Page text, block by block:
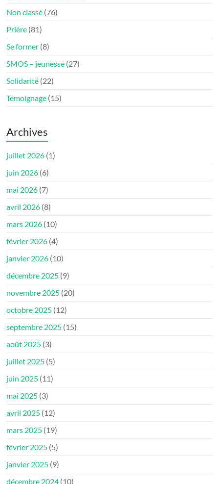
Non classé (76)
Prière (81)
Se former (8)
SMOS – jeunesse (27)
Solidarité (22)
Témoignage (15)
Archives
juillet 2026 (1)
juin 2026 (6)
mai 2026 (7)
avril 2026 (8)
mars 2026 (10)
février 2026 (4)
janvier 2026 (10)
décembre 2025 (9)
novembre 2025 (20)
octobre 2025 (12)
septembre 2025 (15)
août 2025 (3)
juillet 2025 (5)
juin 2025 (11)
mai 2025 (3)
avril 2025 (12)
mars 2025 (19)
février 2025 (5)
janvier 2025 (9)
décembre 2024 (10)